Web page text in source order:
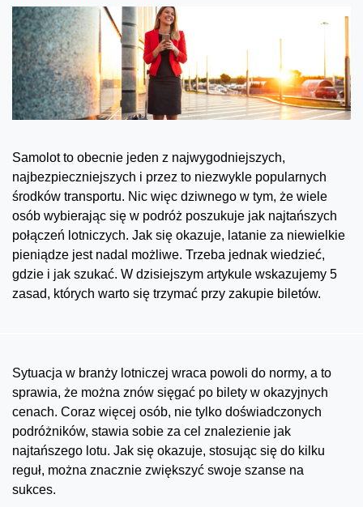
Samolot to obecnie jeden z najwygodniejszych,
najbezpieczniejszych i przez to niezwykle popularnych
środków transportu. Nic więc dziwnego w tym, że wiele
osób wybierając się w podróż poszukuje jak najtańszych
połączeń lotniczych. Jak się okazuje, latanie za niewielkie
pieniądze jest nadal możliwe. Trzeba jednak wiedzieć,
gdzie i jak szukać. W dzisiejszym artykule wskazujemy 5
zasad, których warto się trzymać przy zakupie biletów.
Sytuacja w branży lotniczej wraca powoli do normy, a to
sprawia, że można znów sięgać po bilety w okazyjnych
cenach. Coraz więcej osób, nie tylko doświadczonych
podróżników, stawia sobie za cel znalezienie jak
najtańszego lotu. Jak się okazuje, stosując się do kilku
reguł, można znacznie zwiększyć swoje szanse na
sukces.